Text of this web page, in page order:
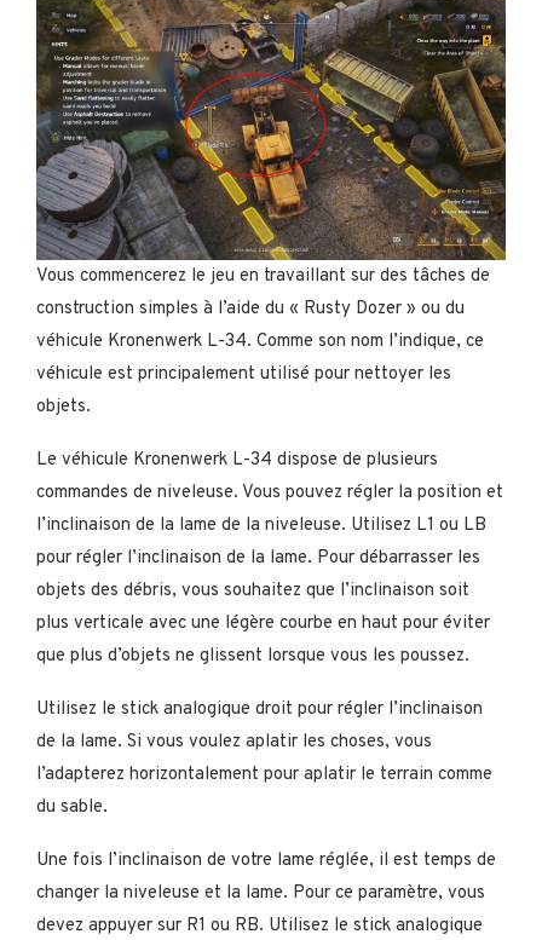
Vous commencerez le jeu en travaillant sur des tâches de
construction simples à l’aide du « Rusty Dozer » ou du
véhicule Kronenwerk L-34. Comme son nom l’indique, ce
véhicule est principalement utilisé pour nettoyer les
objets.
Le véhicule Kronenwerk L-34 dispose de plusieurs
commandes de niveleuse. Vous pouvez régler la position et
l’inclinaison de la lame de la niveleuse. Utilisez L1 ou LB
pour régler l’inclinaison de la lame. Pour débarrasser les
objets des débris, vous souhaitez que l’inclinaison soit
plus verticale avec une légère courbe en haut pour éviter
que plus d’objets ne glissent lorsque vous les poussez.
Utilisez le stick analogique droit pour régler l’inclinaison
de la lame. Si vous voulez aplatir les choses, vous
l’adapterez horizontalement pour aplatir le terrain comme
du sable.
Une fois l’inclinaison de votre lame réglée, il est temps de
changer la niveleuse et la lame. Pour ce paramètre, vous
devez appuyer sur R1 ou RB. Utilisez le stick analogique